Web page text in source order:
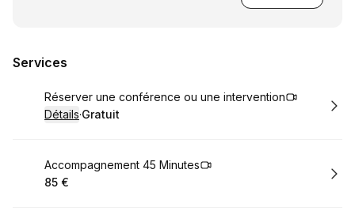
Services
Réserver
Réserver une conférence ou une intervention
Détails·
.Prix:
Gratuit
Réserver
Accompagnement 45 Minutes
.Prix
85 €